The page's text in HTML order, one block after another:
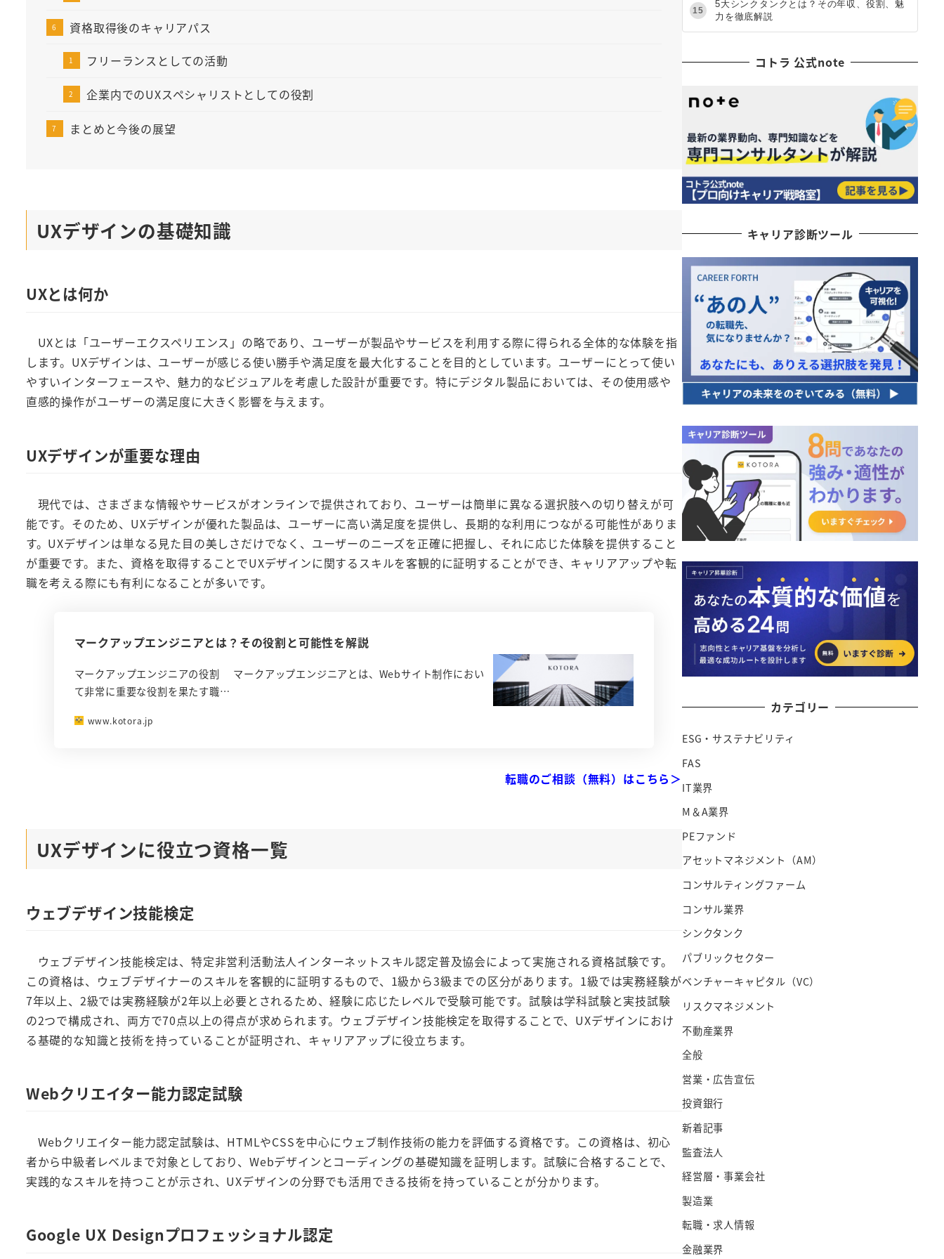
資格取得後のキャリアパス
フリーランスとしての活動
企業内でのUXスペシャリストとしての役割
まとめと今後の展望
UXデザインの基礎知識
UXとは何か
UXとは「ユーザーエクスペリエンス」の略であり、ユーザーが製品やサービスを利用する際に得られる全体的な体験を指
します。UXデザインは、ユーザーが感じる使い勝手や満足度を最大化することを目的としています。ユーザーにとって使い
やすいインターフェースや、魅力的なビジュアルを考慮した設計が重要です。特にデジタル製品においては、その使用感や
直感的操作がユーザーの満足度に大きく影響を与えます。
UXデザインが重要な理由
現代では、さまざまな情報やサービスがオンラインで提供されており、ユーザーは簡単に異なる選択肢への切り替えが可
能です。そのため、UXデザインが優れた製品は、ユーザーに高い満足度を提供し、長期的な利用につながる可能性がありま
す。UXデザインは単なる見た目の美しさだけでなく、ユーザーのニーズを正確に把握し、それに応じた体験を提供すること
が重要です。また、資格を取得することでUXデザインに関するスキルを客観的に証明することができ、キャリアアップや転
職を考える際にも有利になることが多いです。
マークアップエンジニアとは？その役割と可能性を解説
マークアップエンジニアの役割 マークアップエンジニアとは、Webサイト制作におい
て非常に重要な役割を果たす職…
www.kotora.jp
転職のご相談（無料）はこちら＞
UXデザインに役立つ資格一覧
ウェブデザイン技能検定
ウェブデザイン技能検定は、特定非営利活動法人インターネットスキル認定普及協会によって実施される資格試験です。
この資格は、ウェブデザイナーのスキルを客観的に証明するもので、1級から3級までの区分があります。1級では実務経験が
7年以上、2級では実務経験が2年以上必要とされるため、経験に応じたレベルで受験可能です。試験は学科試験と実技試験
の2つで構成され、両方で70点以上の得点が求められます。ウェブデザイン技能検定を取得することで、UXデザインにおけ
る基礎的な知識と技術を持っていることが証明され、キャリアアップに役立ちます。
Webクリエイター能力認定試験
Webクリエイター能力認定試験は、HTMLやCSSを中心にウェブ制作技術の能力を評価する資格です。この資格は、初心
者から中級者レベルまで対象としており、Webデザインとコーディングの基礎知識を証明します。試験に合格することで、
実践的なスキルを持つことが示され、UXデザインの分野でも活用できる技術を持っていることが分かります。
Google UX Designプロフェッショナル認定
15
5大シンクタンクとは？その年収、役割、魅
力を徹底解説
コトラ 公式note
キャリア診断ツール
カテゴリー
ESG・サステナビリティ
FAS
IT業界
M＆A業界
PEファンド
アセットマネジメント（AM）
コンサルティングファーム
コンサル業界
シンクタンク
パブリックセクター
ベンチャーキャピタル（VC）
リスクマネジメント
不動産業界
全般
営業・広告宣伝
投資銀行
新着記事
監査法人
経営層・事業会社
製造業
転職・求人情報
金融業界